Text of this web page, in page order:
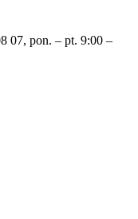
07, pon. – pt. 9:00 –